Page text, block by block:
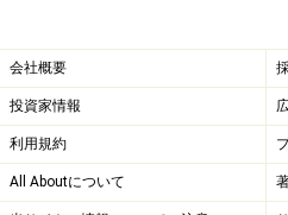
髪１本の寿命は何年？
人の寿命は平均で70年以上あ
命は２～６年です。２～５年
やがて退行期に入り、３ヶ月
に抜け落ちます。そしてまた
会社概要
投資家情報
利用規約
All Aboutについて